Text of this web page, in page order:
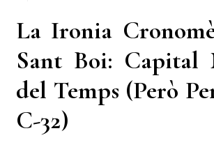
La Ironia
Sant Boi: Capital
del Temps (Però
C-32)